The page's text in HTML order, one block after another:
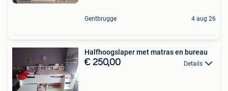
Gentbrugge 4 aug 26
Halfhoogslaper met matras en bureau
€ 250,00 Details